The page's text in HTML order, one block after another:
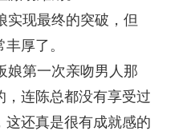
现最终的突破，但
厚了。
第一次亲吻男人那
，连陈总都没有享受过
这还真是很有成就感的